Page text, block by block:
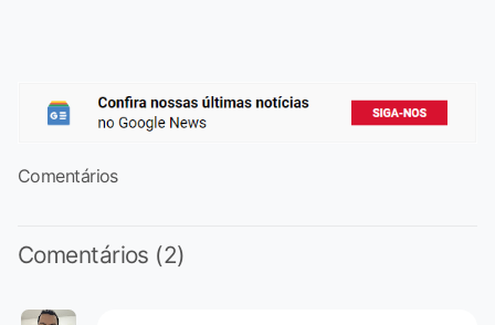
Comentários
Comentários (2)